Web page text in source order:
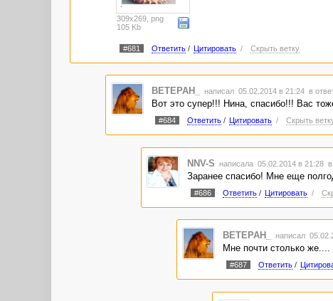
Пусть бабло не исчезает,
Потихоньку прибывает.
И тогда процент удачи
От «адвеговцев» ПОКЛОН,
УВАЖЕНЬЕ и ЦЬОМ-ЦЬОМ!!!
С уважением, Нина.
309x269, png
105 Kb
#681 Ответить/ Цитировать / Скрыть ветку
BETEPAH_ написал 05.02.2014 в 21:24 в
Вот это супер!!! Нина, спасибо!!! Вас
#684 Ответить/ Цитировать / Скрыть
NNV-S написала 05.02.2014 в 21:28
Заранее спасибо! Мне еще
#686 Ответить/ Цитировать /
BETEPAH_ написал
Мне почти столько же....
#687 Ответить/